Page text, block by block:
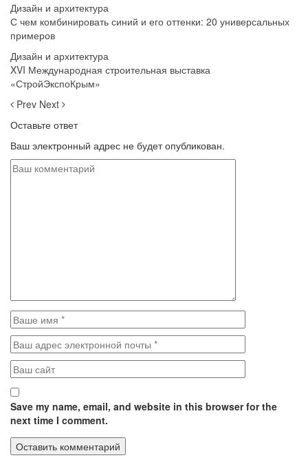
Дизайн и архитектура
С чем комбинировать синий и его оттенки: 20 универсальных
примеров
Дизайн и архитектура
XVI Международная строительная выставка
«СтройЭкспоКрым»
Prev Next
Оставьте ответ
Ваш электронный адрес не будет опубликован.
Save my name, email, and website in this browser for the
next time I comment.